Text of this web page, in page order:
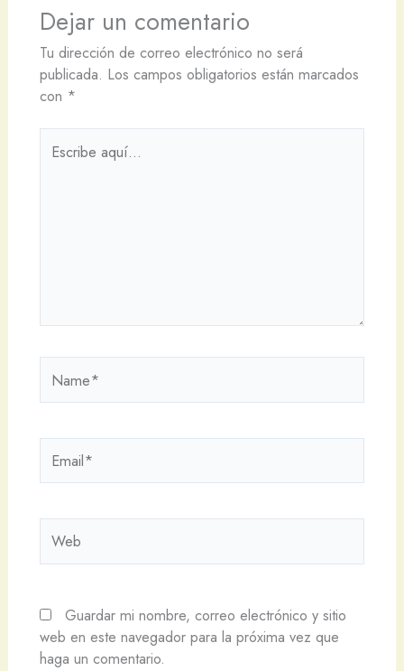
Dejar un comentario
Tu dirección de correo electrónico no será
publicada. Los campos obligatorios están marcados
con *
aquí...
Guardar mi nombre, correo electrónico y sitio
web en este navegador para la próxima vez que
haga un comentario.